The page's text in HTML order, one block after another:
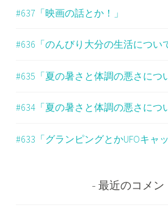
#637「映画の話とか！」
#636「のんびり大分の生活につい
#635「夏の暑さと体調の悪さにつ
#634「夏の暑さと体調の悪さにつ
#633「グランピングとかUFOキャ
最近のコメン